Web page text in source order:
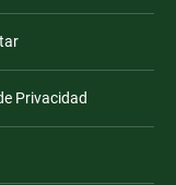
Privacidad